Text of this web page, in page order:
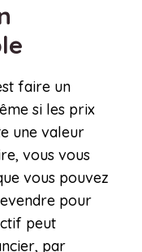
faire un
si les prix
une valeur
vous vous
vous pouvez
pour
peut
par